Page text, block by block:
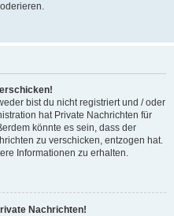
bist du nicht registriert und / oder
hat Private Nachrichten für
könnte es sein, dass der
zu verschicken, entzogen hat.
Informationen zu erhalten.
Nachrichten!